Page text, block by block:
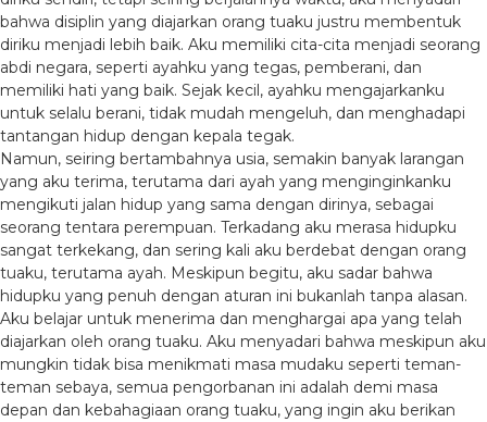
bahwa disiplin yang diajarkan orang tuaku justru membentuk
diriku menjadi lebih baik. Aku memiliki cita-cita menjadi seorang
abdi negara, seperti ayahku yang tegas, pemberani, dan
memiliki hati yang baik. Sejak kecil, ayahku mengajarkanku
untuk selalu berani, tidak mudah mengeluh, dan menghadapi
tantangan hidup dengan kepala tegak.
Namun, seiring bertambahnya usia, semakin banyak larangan
yang aku terima, terutama dari ayah yang menginginkanku
mengikuti jalan hidup yang sama dengan dirinya, sebagai
seorang tentara perempuan. Terkadang aku merasa hidupku
sangat terkekang, dan sering kali aku berdebat dengan orang
tuaku, terutama ayah. Meskipun begitu, aku sadar bahwa
hidupku yang penuh dengan aturan ini bukanlah tanpa alasan.
Aku belajar untuk menerima dan menghargai apa yang telah
diajarkan oleh orang tuaku. Aku menyadari bahwa meskipun aku
mungkin tidak bisa menikmati masa mudaku seperti teman-
teman sebaya, semua pengorbanan ini adalah demi masa
depan dan kebahagiaan orang tuaku, yang ingin aku berikan